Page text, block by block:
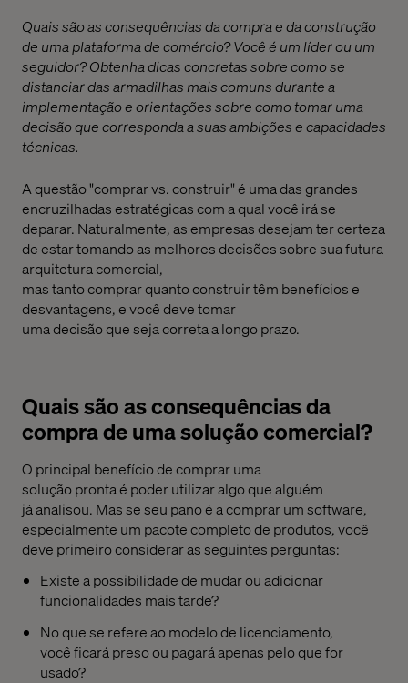
Quais são as consequências da compra e da construção
de uma plataforma de comércio? Você é um líder ou um
seguidor? Obtenha dicas concretas sobre como se
distanciar das armadilhas mais comuns durante a
implementação e orientações sobre como tomar uma
decisão que corresponda a suas ambições e capacidades
técnicas.
Aquestão"comprar vs. construir" é uma das grandes
encruzilhadas estratégicascom a qual você irá se
deparar. Naturalmente, as empresasdesejamter certeza
deestar tomandoas melhores decisões sobre sua futura
arquitetura comercial,
mastantocomprarquantoconstruir têm benefícios e
desvantagens, evocê deve tomar
umadecisãoquesejacorretaa longo prazo.
Quais são as consequências da
compra de uma solução comercial?
O principal benefício de comprar uma
soluçãoprontaé poderutilizaralgo quealguém
jáanalisou. Masse seu pano éa comprar um software,
especialmente um pacote completo de produtos, você
deve primeiro considerar as seguintes perguntas:
Existe a possibilidadede mudar ou adicionar
funcionalidades mais tarde?
No que se refere aomodelo de licenciamento,
vocêficará presoou pagaráapenas pelo quefor
usado?